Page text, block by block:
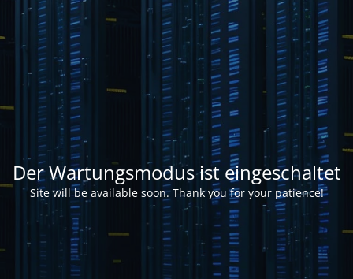
Der Wartungsmodus ist eingeschaltet
Site will be available soon. Thank you for your patience!